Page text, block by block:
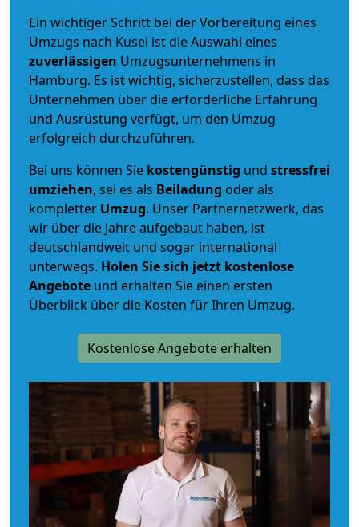
Ein wichtiger Schritt bei der Vorbereitung eines
Umzugs nach Kusel ist die Auswahl eines
zuverlässigen Umzugsunternehmens in
Hamburg. Es ist wichtig, sicherzustellen, dass das
Unternehmen über die erforderliche Erfahrung
und Ausrüstung verfügt, um den Umzug
erfolgreich durchzuführen.
Bei uns können Sie kostengünstig und stressfrei
umziehen, sei es als Beiladung oder als
kompletter Umzug. Unser Partnernetzwerk, das
wir über die Jahre aufgebaut haben, ist
deutschlandweit und sogar international
unterwegs. Holen Sie sich jetzt kostenlose
Angebote und erhalten Sie einen ersten
Überblick über die Kosten für Ihren Umzug.
Kostenlose Angebote erhalten